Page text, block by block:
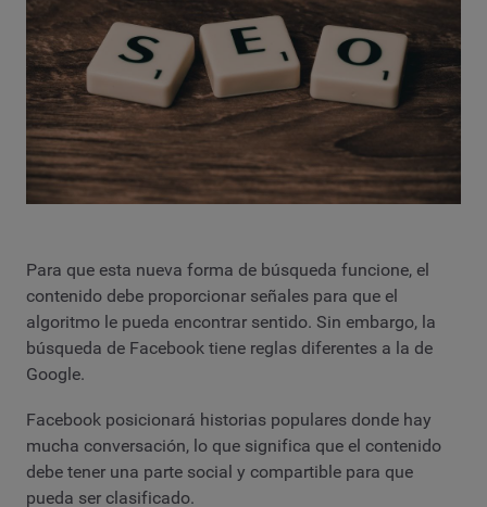
Para que esta nueva forma de búsqueda funcione, el
contenido debe proporcionar señales para que el
algoritmo le pueda encontrar sentido. Sin embargo, la
búsqueda de Facebook tiene reglas diferentes a la de
Google.
Facebook posicionará historias populares donde hay
mucha conversación, lo que significa que el contenido
debe tener una parte social y compartible para que
pueda ser clasificado.